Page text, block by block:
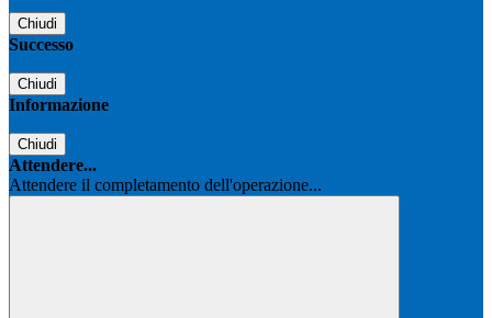
Chiudi
Successo
Chiudi
Informazione
Chiudi
Attendere...
Attendere il completamento dell'operazione...